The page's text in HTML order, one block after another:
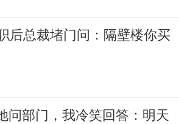
后总裁堵门问：隔壁楼你买
问部门，我冷笑回答：明天